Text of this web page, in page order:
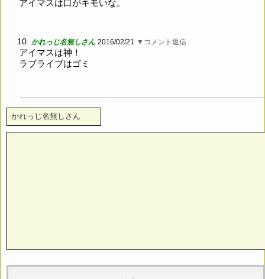
アイマスは口がキモいな。
10. かれっじ名無しさん 2016/02/21 ▼コメント返信
アイマスは神！
ラブライブはゴミ